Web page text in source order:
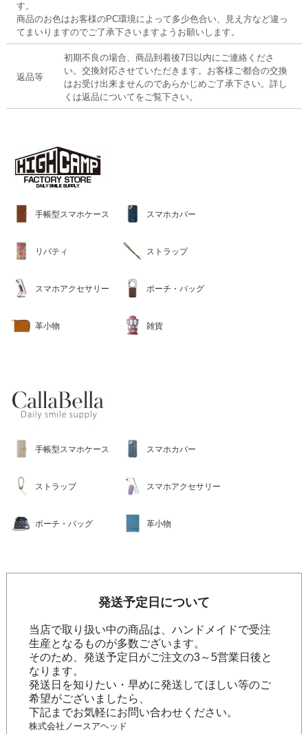
す。
商品のお色はお客様のPC環境によって多少色合い、見え方など違っ
てまいりますのでご了承下さいますようお願いします。
返品等
初期不良の場合、商品到着後7日以内にご連絡くださ
い。交換対応させていただきます。お客様ご都合の交換
はお受け出来ませんのであらかじめご了承下さい。詳し
くは返品についてをご覧下さい。
手帳型スマホケース スマホカバー
リバティ ストラップ
スマホアクセサリー ポーチ・バッグ
革小物 雑貨
手帳型スマホケース スマホカバー
ストラップ スマホアクセサリー
ポーチ・バッグ 革小物
発送予定日について
当店で取り扱い中の商品は、ハンドメイドで受注
生産となるものが多数ございます。
そのため、発送予定日がご注文の3～5営業日後と
なります。
発送日を知りたい・早めに発送してほしい等のご
希望がございましたら、
下記までお気軽にお問い合わせください。
株式会社ノースアヘッド